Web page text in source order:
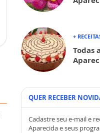
+
Todas
QUER RECEBER
Cadastre seu e-mail e
Aparecida e seus